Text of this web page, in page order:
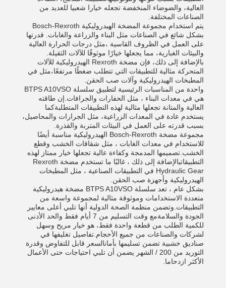
العالية، والضوضاء المنخفضة تجعله خيارا شعبيا للعديد من
الصناعات المختلفة.
يتم استخدام مجموعة المضخة الهيدروليكية Bosch-Rexroth
بشكل شائع في الصناعات مثل البناء والزراعة والغابات. قدرتها
على العمل في الظروف القاسية ،مثل درجات الحرارة العالية
والبيئات الغبارية، مما يجعلها خيارًا موثوقًا للآلات الثقيلة.
بالإضافة إلى ذلك، فإن مضخة Rexroth الهيدروليكية للآلات
المتحركة مثالية للتطبيقات التي تتطلب ضغطًا مرتفعًا،مثل في
المطبخات الهيدروليكية وآلات صب الحقن.
واحدة من المناسبات الرئيسية لتطبيق سلسلة BTPS A10VSO
هي في معدات البناء ، مثل الحفارات والجرافات.إن طاقته
العالية والمتانة تجعلها مثالية لهذه التطبيقات المتطلبةكما
يستخدم عادة في المعدات الزراعية، مثل الجرارات والمحاصيل،
بسبب قدرته على العمل في البيئات المتربة والقذرة.
مجموعة مضخة Bosch-Rexroth الهيدروليكية مناسبة أيضًا
للاستخدام في معدات الغابات ، مثل شقاقات الخشب وقطع
الخشب.تصميمها المدمجة وكفاءة عالية تجعلها خيار ممتاز لهذه
التطبيقاتبالإضافة إلى ذلك ، غالبًا ما تستخدم مضخة Rexroth
Hydraulic Gear في التطبيقات الصناعية ، مثل المطبخات
الهيدروليكية وأجهزة صب الحقن.
بشكل عام ، تعد سلسلة BTPS A10VSO مضخة هيدروليكية
متعددة الاستخدامات وموثوقة مثالية لمجموعة واسعة من
التطبيقات.وتضمن منظمة الصحة الدولية أنها تلبي أعلى معايير
الجودة والسلامةمع وقت التسليم من 7 أيام فقط والحد الأدنى
للكمية الطلب من قطعة واحدة فقط، هو خيار مريح وسهل
لشركات والصناعات من جميع الأحجام.تفاصيل تغليفها في
صناديق خشبية تضمن تسليمها بأمانالسعر قابل للتفاوض وقدرة
التوريد من 200 / الشهر يضمن أن تلبي احتياجات حتى الأعمال
الأكثر ازدحاما.